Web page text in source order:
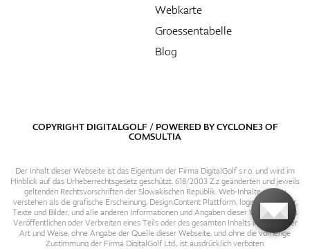
Webkarte
Groessentabelle
Blog
COPYRIGHT DIGITALGOLF / POWERED BYCYCLONE3OF
COMSULTIA
Der Inhalt dieser Webseite ist das Eigentum der Firma DigitalGolf s.r.o. und wird im
Hinblick auf das Urheberrechtsgesetz geschützt. 618/2003 Z.z geänderten und jeweils
geltenden Rechtsvorschriften der Slowakischen Republik. Web-Inhalte sind zu
verstehen als die grafische Erscheinung, Design,Content Plattform, logische Struktur,
Texte und Bilder, und alle anderen Informationen und Angaben dieser Webseite. Das
Veröffentlichen oder Verbreiten eines Teils oder des gesamten Inhalts in irgendeiner
Art und Weise, ohne Angabe der Quelle dieser Webseite, und ohne die vorherige
Zustimmung der Firma DigitalGolf Ltd., ist ausdrücklich verboten.